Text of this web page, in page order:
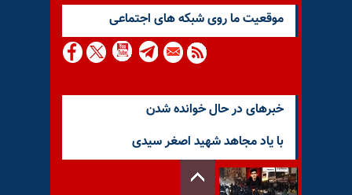
موقعيت ما روى شبكه هاى اجتماعى
خبرهای در حال خوانده شدن
با یاد مجاهد شهید اصغر سیدی